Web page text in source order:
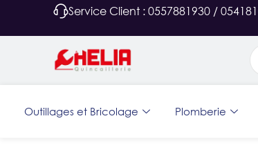
Service Client : 0557881930 /
Outillages et Bricolage Plomberie